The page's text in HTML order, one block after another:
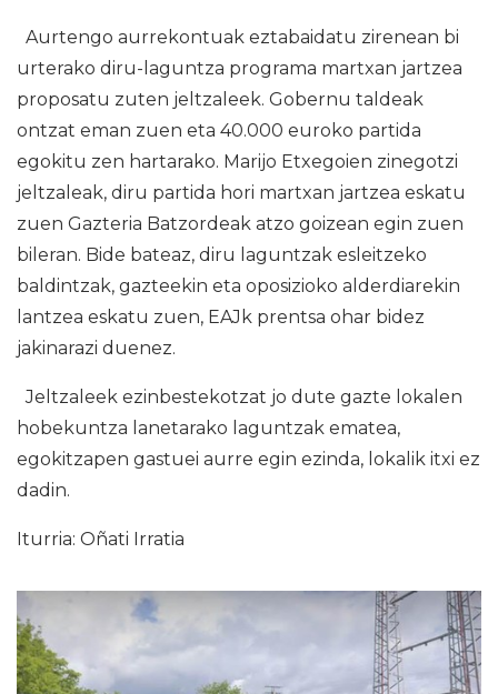
Aurtengo aurrekontuak eztabaidatu zirenean bi
urterako diru-laguntza programa martxan jartzea
proposatu zuten jeltzaleek. Gobernu taldeak
ontzat eman zuen eta 40.000 euroko partida
egokitu zen hartarako. Marijo Etxegoien zinegotzi
jeltzaleak, diru partida hori martxan jartzea eskatu
zuen Gazteria Batzordeak atzo goizean egin zuen
bileran. Bide bateaz, diru laguntzak esleitzeko
baldintzak, gazteekin eta oposizioko alderdiarekin
lantzea eskatu zuen, EAJk prentsa ohar bidez
jakinarazi duenez.
Jeltzaleek ezinbestekotzat jo dute gazte lokalen
hobekuntza lanetarako laguntzak ematea,
egokitzapen gastuei aurre egin ezinda, lokalik itxi ez
dadin.
Iturria: Oñati Irratia